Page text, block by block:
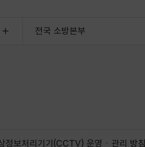
전국 소방본부
정보처리기기(CCTV) 운영ㆍ관리 방침